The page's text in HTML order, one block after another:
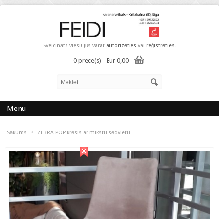
Sveicināts viesi! Jūs varat autorizēties vai reģistrēties.
0 prece(s) - Eur 0,00
Menu
Sākums > ZEBRA POP krēsls ar mīkstu sēdvietu